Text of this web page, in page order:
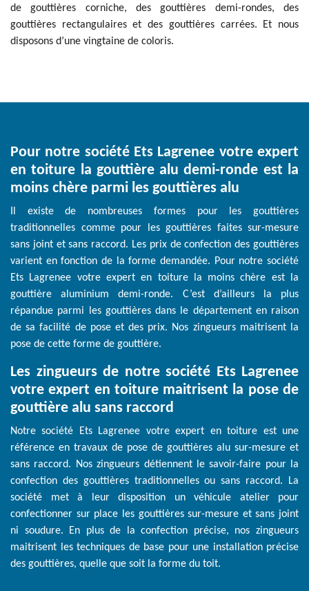
de gouttières corniche, des gouttières demi-rondes, des
gouttières rectangulaires et des gouttières carrées. Et nous
disposons d’une vingtaine de coloris.
Pour notre société Ets Lagrenee votre expert
en toiture la gouttière alu demi-ronde est la
moins chère parmi les gouttières alu
Il existe de nombreuses formes pour les gouttières
traditionnelles comme pour les gouttières faites sur-mesure
sans joint et sans raccord. Les prix de confection des gouttières
varient en fonction de la forme demandée. Pour notre société
Ets Lagrenee votre expert en toiture la moins chère est la
gouttière aluminium demi-ronde. C’est d’ailleurs la plus
répandue parmi les gouttières dans le département en raison
de sa facilité de pose et des prix. Nos zingueurs maitrisent la
pose de cette forme de gouttière.
Les zingueurs de notre société Ets Lagrenee
votre expert en toiture maitrisent la pose de
gouttière alu sans raccord
Notre société Ets Lagrenee votre expert en toiture est une
référence en travaux de pose de gouttières alu sur-mesure et
sans raccord. Nos zingueurs détiennent le savoir-faire pour la
confection des gouttières traditionnelles ou sans raccord. La
société met à leur disposition un véhicule atelier pour
confectionner sur place les gouttières sur-mesure et sans joint
ni soudure. En plus de la confection précise, nos zingueurs
maitrisent les techniques de base pour une installation précise
des gouttières, quelle que soit la forme du toit.